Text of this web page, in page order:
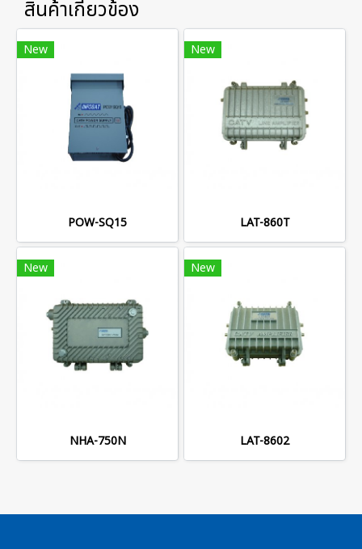
สินค้าเกี่ยวข้อง
New
POW-SQ15
New
LAT-860T
New
NHA-750N
New
LAT-8602